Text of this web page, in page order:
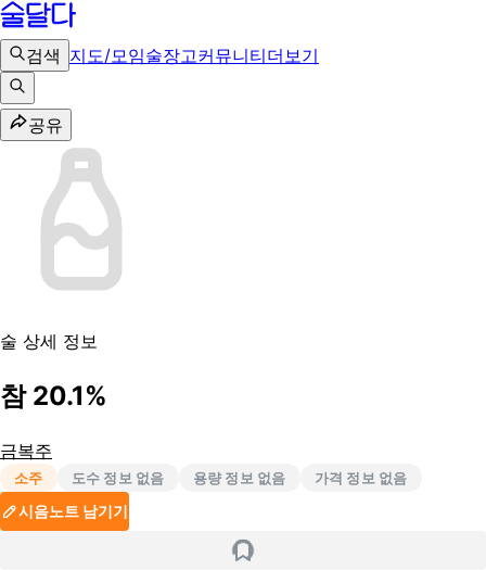
검색 지도/모임술장고커뮤니티더보기
공유
술 상세 정보
참 20.1%
금복주
소주 도수 정보 없음 용량 정보 없음 가격 정보 없음
시음노트 남기기